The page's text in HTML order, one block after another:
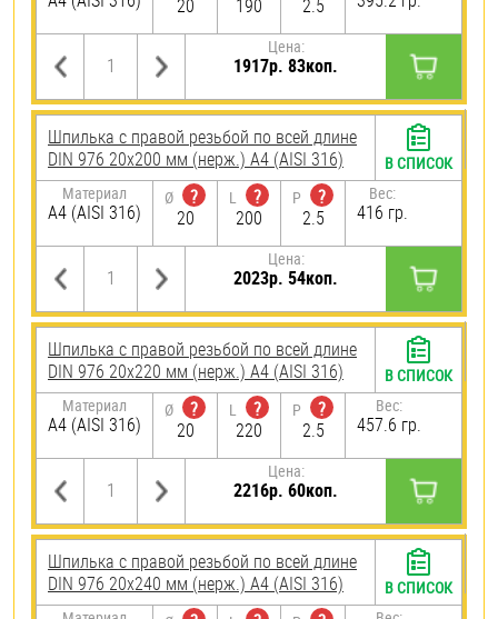
20
190
2.5
Цена:
1917р. 83коп.
Шпилька с правой резьбой по всей длине
DIN 976 20х200 мм (нерж.) A4 (AISI 316)
Материал
A4 (AISI 316)
Ø
?
20
L
?
200
P
?
2.5
Вес:
416 гр.
Цена:
2023р. 54коп.
В СПИСОК
Шпилька с правой резьбой по всей длине
DIN 976 20х220 мм (нерж.) A4 (AISI 316)
Материал
A4 (AISI 316)
Ø
?
20
L
?
220
P
?
2.5
Вес:
457.6 гр.
Цена:
2216р. 60коп.
В СПИСОК
Шпилька с правой резьбой по всей длине
DIN 976 20х240 мм (нерж.) A4 (AISI 316)
В СПИСОК